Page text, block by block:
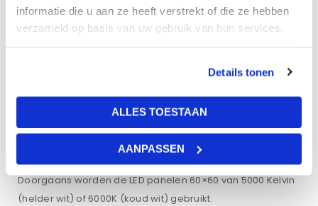
informatie die u aan ze heeft verstrekt of die ze hebben
verzameld op basis van uw gebruik van hun services.
Details tonen
ALLES TOESTAAN
AANPASSEN
Beschrijving Bijlagen
Afmeting: 595x595x2mm. Geschikt voor 600x600mm
De fotoprints die worden weergeven zijn direct geprint op
een acrylplaat, de acrylplaat heeft een dikte van 2mm.
Deze plaat kan worden gelegd in een systeemplafond of
in een opbouwframe.
Doorgaans worden de LED panelen 60×60 van 5000 Kelvin
(helder wit) of 6000K (koud wit) gebruikt.